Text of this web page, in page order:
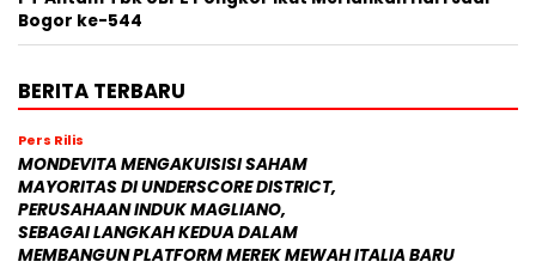
Bogor ke-544
BERITA TERBARU
Pers Rilis
MONDEVITA MENGAKUISISI SAHAM
MAYORITAS DI UNDERSCORE DISTRICT,
PERUSAHAAN INDUK MAGLIANO,
SEBAGAI LANGKAH KEDUA DALAM
MEMBANGUN PLATFORM MEREK MEWAH ITALIA BARU